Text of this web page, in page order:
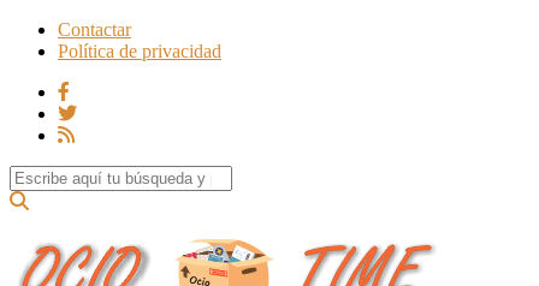
Contactar
Política de privacidad
Search for: